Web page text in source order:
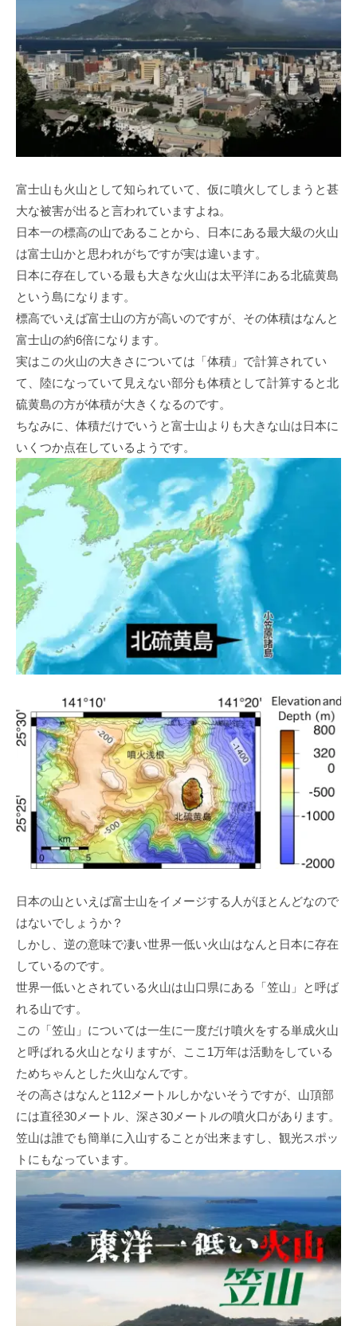
富士山も火山として知られていて、仮に噴火してしまうと甚
大な被害が出ると言われていますよね。
日本一の標高の山であることから、日本にある最大級の火山
は富士山かと思われがちですが実は違います。
日本に存在している最も大きな火山は太平洋にある北硫黄島
という島になります。
標高でいえば富士山の方が高いのですが、その体積はなんと
富士山の約6倍になります。
実はこの火山の大きさについては「体積」で計算されてい
て、陸になっていて見えない部分も体積として計算すると北
硫黄島の方が体積が大きくなるのです。
ちなみに、体積だけでいうと富士山よりも大きな山は日本に
いくつか点在しているようです。
日本の山といえば富士山をイメージする人がほとんどなので
はないでしょうか？
しかし、逆の意味で凄い世界一低い火山はなんと日本に存在
しているのです。
世界一低いとされている火山は山口県にある「笠山」と呼ば
れる山です。
この「笠山」については一生に一度だけ噴火をする単成火山
と呼ばれる火山となりますが、ここ1万年は活動をしている
ためちゃんとした火山なんです。
その高さはなんと112メートルしかないそうですが、山頂部
には直径30メートル、深さ30メートルの噴火口があります。
笠山は誰でも簡単に入山することが出来ますし、観光スポッ
トにもなっています。